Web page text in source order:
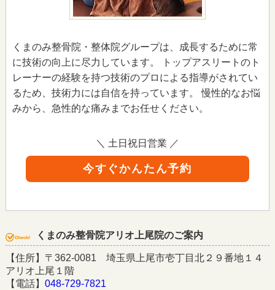
くまのみ整骨院・整体院グループは、成長するために常
に技術の向上に尽力しています。 トップアスリートのト
レーナーの経験を持つ技術のプロによる指導がされてい
るため、技術力には自信を持っています。 慢性的なお悩
みから、急性的な痛みまでお任せください。
＼ 土日祝日営業 ／
今すぐかんたん予約
くまのみ整骨院アリオ上尾院のご案内
【住所】〒362-0081 埼玉県上尾市壱丁目北２９番地１４
アリオ上尾１階
【電話】 048-729-7821